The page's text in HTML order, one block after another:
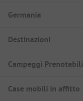
Germania
Destinazioni
Campeggi Prenotabili
Case mobili in affitto